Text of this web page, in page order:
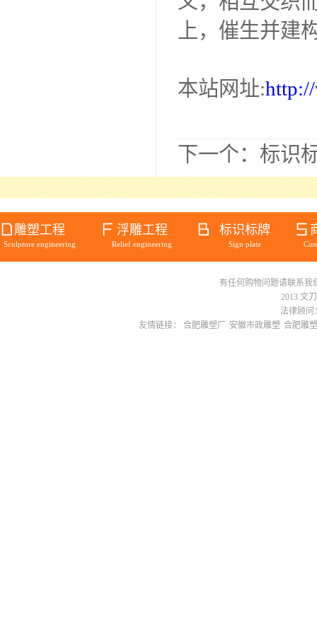
上，催生并建
本站网址:
下一个： 标识
雕塑工程
Sculpture engineering
浮雕工程
Relief engineering
标识标牌
Sign plate
有任何购物问题请联系我
2013 文
法律顾问
友情链接： 合肥雕塑厂 安徽市政雕塑 合肥雕